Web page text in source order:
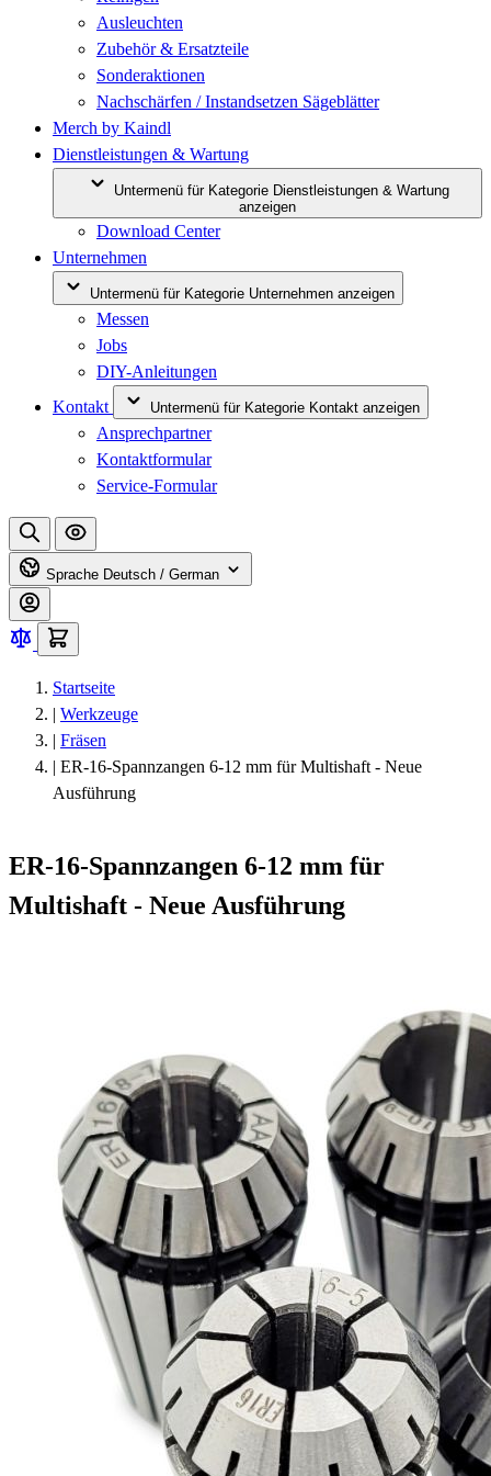
Ausleuchten
Zubehör & Ersatzteile
Sonderaktionen
Nachschärfen / Instandsetzen Sägeblätter
Merch by Kaindl
Dienstleistungen & Wartung
Untermenü für Kategorie Dienstleistungen & Wartung
anzeigen
Download Center
Unternehmen
Untermenü für Kategorie Unternehmen anzeigen
Messen
Jobs
DIY-Anleitungen
Kontakt
Untermenü für Kategorie Kontakt anzeigen
Ansprechpartner
Kontaktformular
Service-Formular
Sprache Deutsch / German
Startseite
| Werkzeuge
| Fräsen
| ER-16-Spannzangen 6-12 mm für Multishaft - Neue
Ausführung
ER-16-Spannzangen 6-12 mm für
Multishaft - Neue Ausführung